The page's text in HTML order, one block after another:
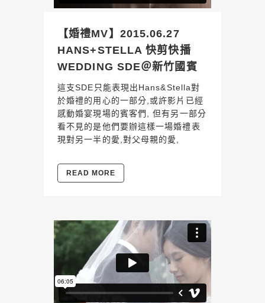
【婚禮MV】2015.06.27
HANS+STELLA 快剪快播
WEDDING SDE＠新竹國賓
這支SDE只能表現出Hans&Stella對
於婚禮的用心的一部分,或許影片已經
感動婚宴現場的賓客們, 但有另一部分
看不見的是他們要辦這樣一場婚禮表
現對另一半的愛,對父母親的愛,
READ MORE